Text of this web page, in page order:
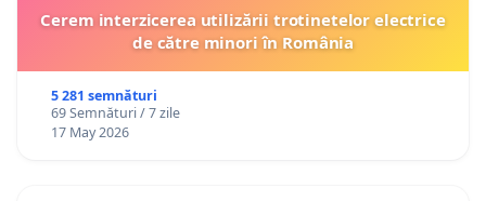
Cerem interzicerea utilizării trotinetelor electrice
de către minori în România
5 281 semnături
69 Semnături / 7 zile
17 May 2026